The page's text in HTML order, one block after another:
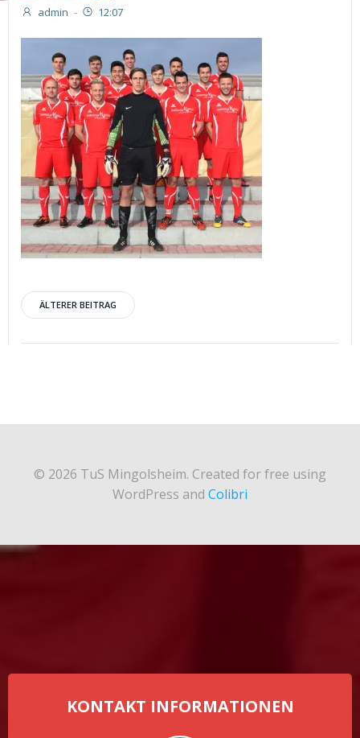
admin - 12:07
Post
navigation
ÄLTERER BEITRAG
© 2026 TuS Mingolsheim. Created for free using
WordPress and Colibri
KONTAKT INFORMATIONEN